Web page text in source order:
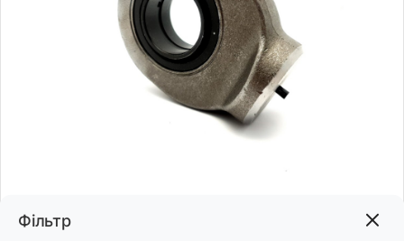
Фільтр
Код товару: